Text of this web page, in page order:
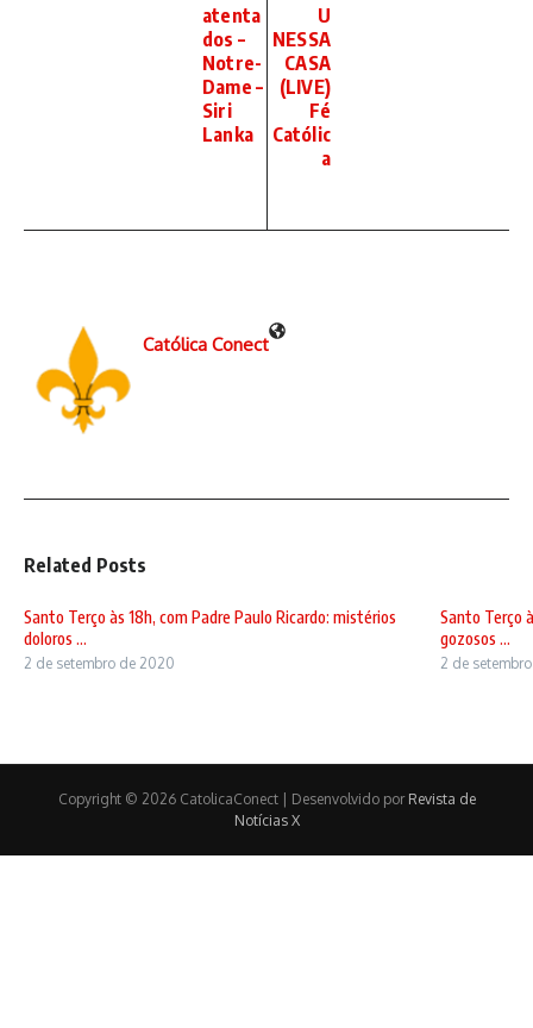
atenta
dos –
Notre-
Dame –
Siri
Lanka
U
NESSA
CASA
(LIVE)
Fé
Católic
a
Católica Conect
Related Posts
Santo Terço às 18h, com Padre Paulo Ricardo: mistérios
doloros ...
2 de setembro de 2020
Santo Terço
gozosos ...
2 de
Copyright © 2026 CatolicaConect | Desenvolvido por Revista de
Notícias X